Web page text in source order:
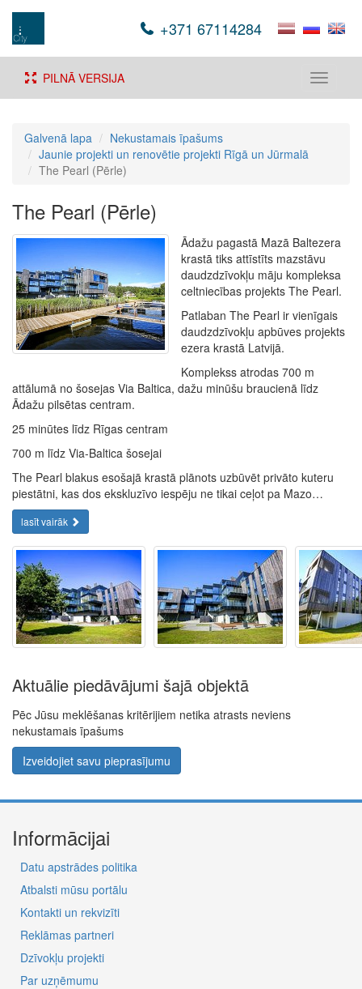
+371 67114284
Toggle
PILNĀ VERSIJA
Galvenā lapa
Nekustamais īpašums
Jaunie projekti un renovētie projekti Rīgā un Jūrmalā
The Pearl (Pērle)
The Pearl (Pērle)
Ādažu pagastā Mazā Baltezera
krastā tiks attīstīts mazstāvu
daudzdzīvokļu māju kompleksa
celtniecības projekts The Pearl.
Patlaban The Pearl ir vienīgais
daudzdzīvokļu apbūves projekts
ezera krastā Latvijā.
Komplekss atrodas 700 m
attālumā no šosejas Via Baltica, dažu minūšu braucienā līdz
Ādažu pilsētas centram.
25 minūtes līdz Rīgas centram
700 m līdz Via-Baltica šosejai
The Pearl blakus esošajā krastā plānots uzbūvēt privāto kuteru
piestātni, kas dos ekskluzīvo iespēju ne tikai ceļot pa Mazo…
lasīt vairāk
Aktuālie piedāvājumi šajā objektā
Pēc Jūsu meklēšanas kritērijiem netika atrasts neviens
nekustamais īpašums
Izveidojiet savu pieprasījumu
Informācijai
Datu apstrādes politika
Atbalsti mūsu portālu
Kontakti un rekvizīti
Reklāmas partneri
Dzīvokļu projekti
Par uzņēmumu